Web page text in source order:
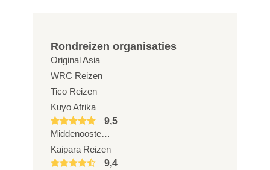
Rondreizen organisaties
Original Asia
WRC Reizen
Tico Reizen
Kuyo Afrika
9,5
Middenoostenreizen.com
Kaipara Reizen
9,4